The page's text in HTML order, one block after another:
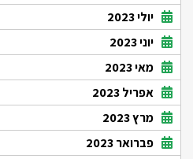
יולי 2023
יוני 2023
מאי 2023
אפריל 2023
מרץ 2023
פברואר 2023